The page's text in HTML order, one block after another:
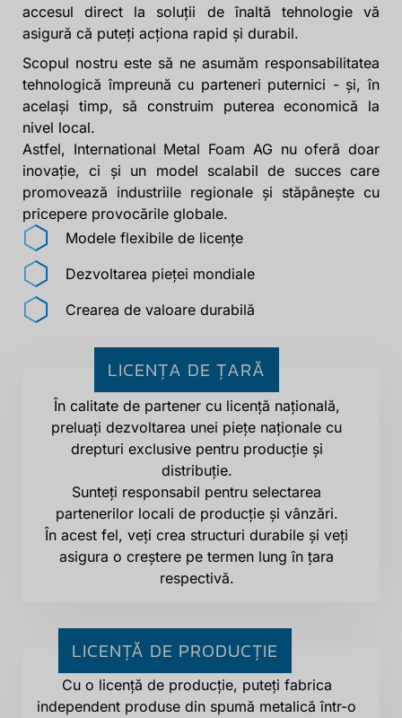
accesul direct la soluții de înaltă tehnologie vă
asigură că puteți acționa rapid și durabil.
Scopul nostru este să ne asumăm responsabilitatea
tehnologică împreună cu parteneri puternici - și, în
același timp, să construim puterea economică la
nivel local.
Astfel, International Metal Foam AG nu oferă doar
inovație, ci și un model scalabil de succes care
promovează industriile regionale și stăpânește cu
pricepere provocările globale.
Modele flexibile de licențe
Dezvoltarea pieței mondiale
Crearea de valoare durabilă
LICENȚA DE ȚARĂ
În calitate de partener cu licență națională,
preluați dezvoltarea unei piețe naționale cu
drepturi exclusive pentru producție și
distribuție.
Sunteți responsabil pentru selectarea
partenerilor locali de producție și vânzări.
În acest fel, veți crea structuri durabile și veți
asigura o creștere pe termen lung în țara
respectivă.
LICENȚĂ DE PRODUCȚIE
Cu o licență de producție, puteți fabrica
independent produse din spumă metalică într-o